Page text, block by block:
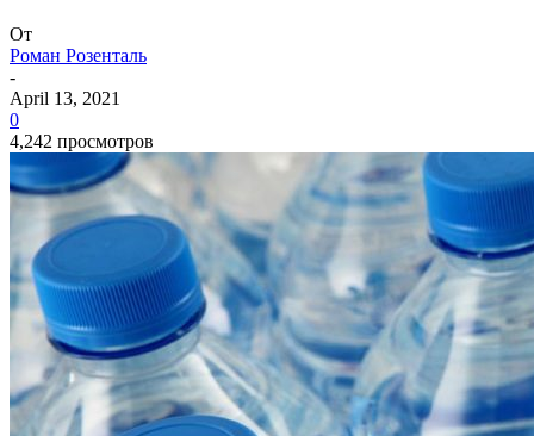
От
Роман Розенталь
-
April 13, 2021
0
4,242 просмотров